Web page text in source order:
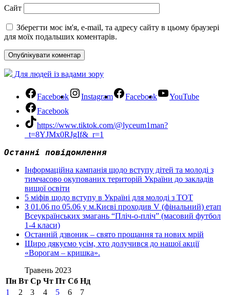
Сайт
Зберегти моє ім'я, e-mail, та адресу сайту в цьому браузері
для моїх подальших коментарів.
Для людей із вадами зору
Facebook Instagram Facebook
YouTube
Facebook
https://www.tiktok.com/@lyceum1man?
_t=8YJMx0RJgIf&_r=1
Останні повідомлення
Інформаційна кампанія щодо вступу дітей та молоді з
тимчасово окупованих територій України до закладів
вищої освіти
5 міфів щодо вступу в Україні для молоді з ТОТ
З 01.06 по 05.06 у м.Києві проходив V (фінальний) етап
Всеукраїнських змагань “Пліч-о-пліч” (масовий футбол
1-4 класи)
Останній дзвоник – свято прощання та нових мрій
Щиро дякуємо усім, хто долучився до нашої акції
«Ворогам – кришка».
Травень 2023
Пн Вт Ср Чт Пт Сб Нд
1
2 3 4 5 6
7